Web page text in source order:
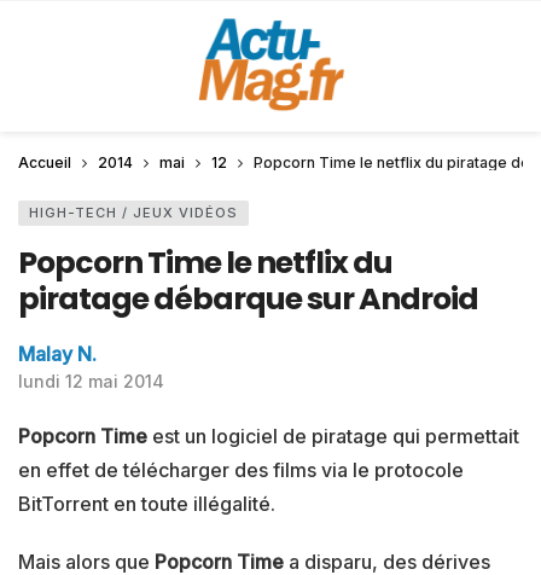
Accueil 2014 mai 12 Popcorn Time le netflix du piratage
HIGH-TECH / JEUX VIDÉOS
Popcorn Time le netflix du
piratage débarque sur Android
Malay N.
lundi 12 mai 2014
Popcorn Time est un logiciel de piratage qui permettait
en effet de télécharger des films via le protocole
BitTorrent en toute illégalité.
Mais alors que Popcorn Time a disparu, des dérives